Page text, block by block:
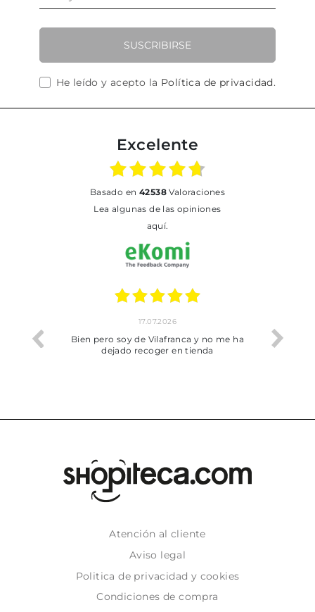
SUSCRIBIRSE
He leído y acepto la Política de privacidad.
Excelente
basado en 42538Valoraciones
Lea algunas de las opiniones
aquí.
trobat
17.07.2026
Bien pero soy de Vilafranca y no me ha
dejado recoger en tienda
Atención al cliente
Aviso legal
Politica de privacidad y cookies
Condiciones de compra